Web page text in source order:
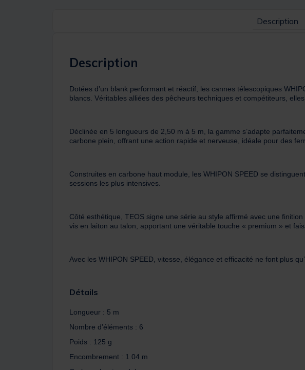
Description
Description
Dotées d’un blank performant et réactif, les cannes télescopiques
blancs. Véritables alliées des pêcheurs techniques et compétiteurs,
Déclinée en 5 longueurs de 2,50 m à 5 m, la gamme s’adapte
carbone plein, offrant une action rapide et nerveuse, idéale pour des
Construites en carbone haut module, les WHIPON SPEED se
sessions les plus intensives.
Côté esthétique, TEOS signe une série au style affirmé avec une
vis en laiton au talon, apportant une véritable touche « premium » et
Avec les WHIPON SPEED, vitesse, élégance et efficacité ne font plus
Détails
Longueur : 5 m
Nombre d’éléments : 6
Poids : 125 g
Encombrement : 1.04 m